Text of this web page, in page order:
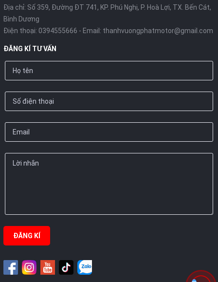
Địa chỉ: Số 359, Đường ĐT 741, KP. Phú Nghị, P. Hoà Lợi, TX. Bến Cát,
Bình Dương
Điện thoại: 0394555666 - Email: thanhvuongphatmotor@gmail.com
ĐĂNG KÍ TƯ VẤN
ĐĂNG KÍ